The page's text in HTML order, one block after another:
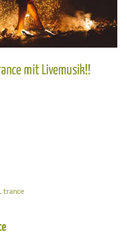
mit Livemusik!!
trance